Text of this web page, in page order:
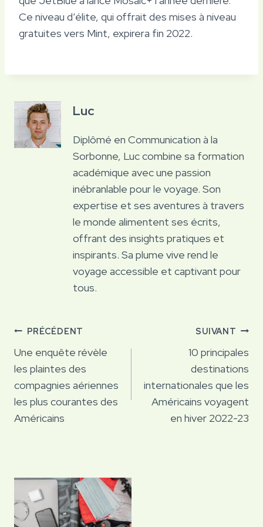
Ce niveau d’élite, qui offrait des mises à niveau
gratuites vers Mint, expirera fin 2022.
Luc
Diplômé en Communication à la
Sorbonne, Luc combine sa formation
académique avec une passion
inébranlable pour le voyage. Son
expertise et ses aventures à travers
le monde alimentent ses écrits,
offrant des insights pratiques et
inspirants. Sa plume vive rend le
voyage accessible et captivant pour
tous.
Navigation
de
l’article
PRÉCÉDENT
Une enquête révèle
les plaintes des
compagnies aériennes
les plus courantes des
Américains
SUIVANT
10 principales
destinations
internationales que les
Américains voyagent
en hiver 2022-23